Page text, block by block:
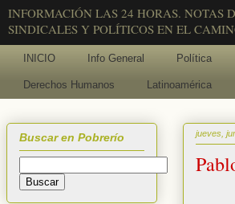
INFORMACIÓN LAS 24 HORAS. NOTAS
SINDICALES Y POLÍTICOS EN EL
INICIO Info General Política
Derechos Humanos Latinoamérica
jueves,
Buscar en Pobrerío